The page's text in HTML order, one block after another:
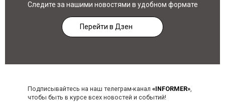
Следите за нашими новостями в удобном формате
Перейти в Дзен
Подписывайтесь на наш телеграм-канал «INFORMER»,
чтобы быть в курсе всех новостей и событий!